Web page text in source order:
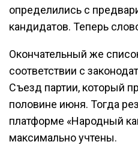
определились с
кандидатов. Теперь
Окончательный же
соответствии с
Съезд партии, который
половине июня. Тогда
платформе «Народный
максимально учтены.